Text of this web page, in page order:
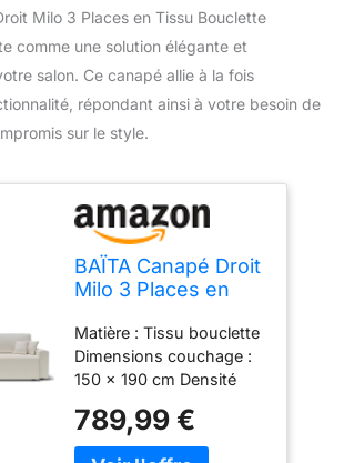
Milo 3 Places en Tissu Bouclette
comme une solution élégante et
salon. Ce canapé allie à la fois
répondant ainsi à votre besoin de
sur le style.
BAÏTA Canapé Droit
Milo 3 Places en
Blanc
Matière : Tissu bouclette
Dimensions couchage :
150 x 190 cm Densité
Dimensions des colis :
192 x 83 x 56 cm / 90 x
789,99 €